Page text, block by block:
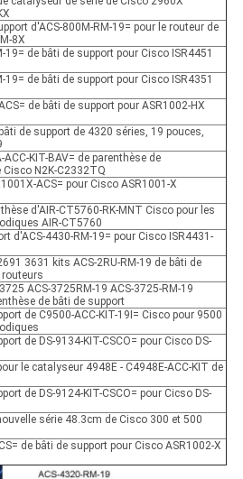
d'ACS-800M-RM-19= pour le routeur de
8X
19= de bâti de support pour Cisco ISR4451
19= de bâti de support pour Cisco ISR4351
de bâti de support pour ASR1002-HX
de support de 4320 séries, 19 pouces,
ACC-KIT-BAV= de parenthèse de
N2K-C2332TQ
ACS= pour Cisco ASR1001-X
d'AIR-CT5760-RK-MNT Cisco pour les
AIR-CT5760
d'ACS-4430-RM-19= pour Cisco ISR4431-
3631 kits ACS-2RU-RM-19 de bâti de
ACS-3725RM-19 ACS-3725-RM-19
de bâti de support
de C9500-ACC-KIT-19I= Cisco pour 9500
de DS-9134-KIT-CSCO= pour Cisco DS-
le catalyseur 4948E - C4948E-ACC-KIT de
de DS-9124-KIT-CSCO= pour Cicso DS-
série 48.3cm de Cisco 300 et 500
de bâti de support pour Cisco ASR1002-X